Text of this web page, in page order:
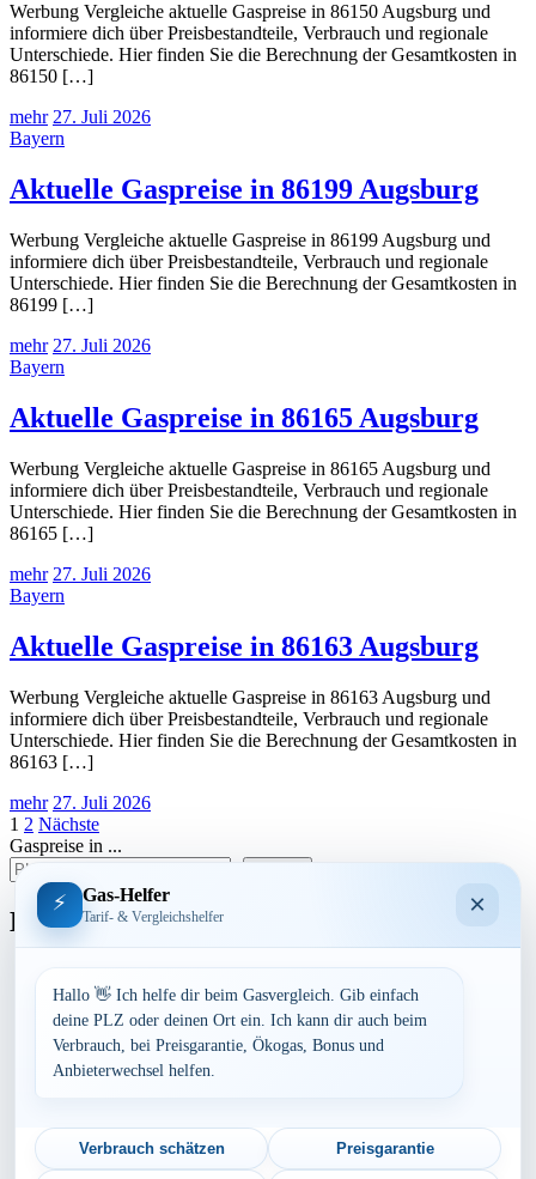
Werbung Vergleiche aktuelle Gaspreise in 86150 Augsburg und
informiere dich über Preisbestandteile, Verbrauch und regionale
Unterschiede. Hier finden Sie die Berechnung der Gesamtkosten in
86150 […]
mehr 27. Juli 2026
Bayern
Aktuelle Gaspreise in 86199 Augsburg
Werbung Vergleiche aktuelle Gaspreise in 86199 Augsburg und
informiere dich über Preisbestandteile, Verbrauch und regionale
Unterschiede. Hier finden Sie die Berechnung der Gesamtkosten in
86199 […]
mehr 27. Juli 2026
Bayern
Aktuelle Gaspreise in 86165 Augsburg
Werbung Vergleiche aktuelle Gaspreise in 86165 Augsburg und
informiere dich über Preisbestandteile, Verbrauch und regionale
Unterschiede. Hier finden Sie die Berechnung der Gesamtkosten in
86165 […]
mehr 27. Juli 2026
Bayern
Aktuelle Gaspreise in 86163 Augsburg
Werbung Vergleiche aktuelle Gaspreise in 86163 Augsburg und
informiere dich über Preisbestandteile, Verbrauch und regionale
Unterschiede. Hier finden Sie die Berechnung der Gesamtkosten in
86163 […]
mehr 27. Juli 2026
Seitennummerierung
der
Beiträge
1 2 Nächste
Gaspreise in ...
Bundesland
Bayern
Berlin
Brandenburg
Hamburg
Mecklenburg-Vorpommern
Niedersachsen
Nordrhein-Westfalen
⚡ Gas-Helfer
Tarif- & Vergleichshelfer ×
Hallo 👋 Ich helfe dir beim Gasvergleich. Gib einfach
deine PLZ oder deinen Ort ein. Ich kann dir auch beim
Verbrauch, bei Preisgarantie, Ökogas, Bonus und
Anbieterwechsel helfen.
Verbrauch schätzen Preisgarantie